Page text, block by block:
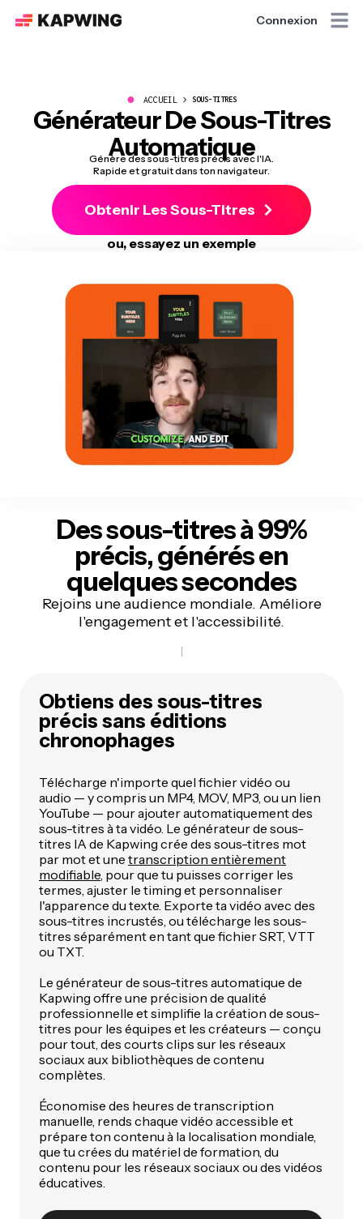
Connexion
● ACCUEIL SOUS-TITRES
Générateur De Sous-Titres
Automatique
Génère des sous-titres précis avec l'IA.
Rapide et gratuit dans ton navigateur.
Obtenir Les Sous-Titres
ou, essayez un exemple
Des sous-titres à 99%
précis, générés en
quelques secondes
Rejoins une audience mondiale. Améliore
l'engagement et l'accessibilité.
Obtiens des sous-titres
précis sans éditions
chronophages
Télécharge n'importe quel fichier vidéo ou
audio — y compris un MP4, MOV, MP3, ou un lien
YouTube — pour ajouter automatiquement des
sous-titres à ta vidéo. Le générateur de sous-
titres IA de Kapwing crée des sous-titres mot
par mot et une transcription entièrement
modifiable, pour que tu puisses corriger les
termes, ajuster le timing et personnaliser
l'apparence du texte. Exporte ta vidéo avec des
sous-titres incrustés, ou télécharge les sous-
titres séparément en tant que fichier SRT, VTT
ou TXT.
Le générateur de sous-titres automatique de
Kapwing offre une précision de qualité
professionnelle et simplifie la création de sous-
titres pour les équipes et les créateurs — conçu
pour tout, des courts clips sur les réseaux
sociaux aux bibliothèques de contenu
complètes.
Économise des heures de transcription
manuelle, rends chaque vidéo accessible et
prépare ton contenu à la localisation mondiale,
que tu crées du matériel de formation, du
contenu pour les réseaux sociaux ou des vidéos
éducatives.